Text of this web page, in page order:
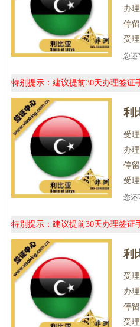
办
停
受
您
特别提示：建议提前30天办理签
利
受
办
停
受
您
特别提示：建议提前30天办理签
利
受
办
停
受